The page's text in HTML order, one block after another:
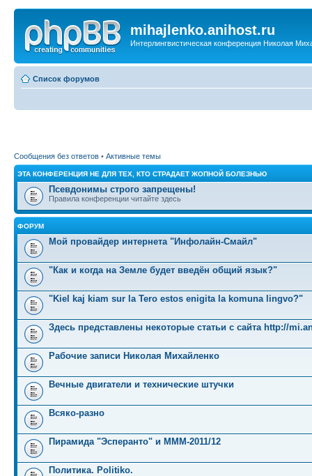
mihajlenko.anihost.ru
Интерлингвистическая конференция Николая
Список форумов
Сообщения без ответов • Активные темы
ЭТА КОНФЕРЕНЦИЯ НЕ ДЛЯ ТЕХ, КТО СТРАДАЕТ ЖОПНОЙ БОЛЕЗНЬЮ
Псевдонимы строго запрещены!
Правила конференции читайте здесь
ФОРУМ
Мой провайдер интернета "Инфолайн-Смайл"
"Как и когда на Земле будет введён общий язык?"
"Kiel kaj kiam sur la Tero estos enigita la komuna lingvo?"
Здесь представлены некоторые статьи с сайта http://
Рабочие записи Николая Михайленко
Вечные двигатели и технические штучки
Всяко-разно
Пирамида "Эсперанто" и MMM-2011/12
Политика. Politiko.